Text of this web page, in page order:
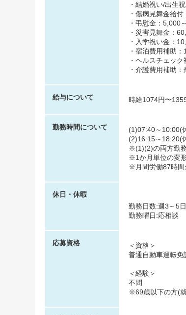
・結婚祝い/出生
・傷病見舞金給
・弔慰金：5,000
・災害見舞金：
・入学祝い金：
・宿泊費用補助
・ヘルスチェッ
・介護費用補助
給与について 時給1074円〜
勤務時間について
(1)07:40～10:00(
(2)16:15～18:20(
※(1)(2)の両方勤
※1か月単位の変
※月間労働87時間
休日・休暇
勤務日数:週3～5
勤務曜日:応相談
応募資格
＜資格＞
普通自動車運転
＜経験＞
不問
※69歳以下の方(